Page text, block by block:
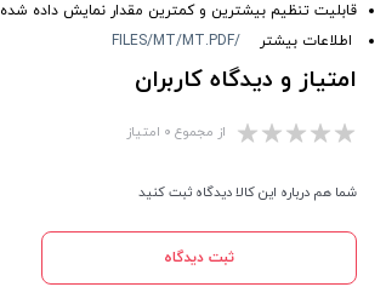
قابلیت تنظیم بیشترین و کمترین مقدار نمایش داده شده
اطلاعات بیشتر /FILES/MT/MT.PDF
امتیاز و دیدگاه کاربران
از مجموع ۰ امتیاز
شما هم درباره این کالا دیدگاه ثبت کنید
ثبت دیدگاه